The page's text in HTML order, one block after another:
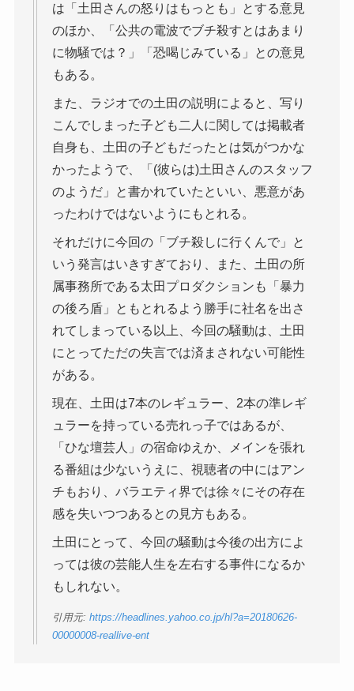
は「土田さんの怒りはもっとも」とする意見
のほか、「公共の電波でブチ殺すとはあまり
に物騒では？」「恐喝じみている」との意見
もある。
また、ラジオでの土田の説明によると、写り
こんでしまった子ども二人に関しては掲載者
自身も、土田の子どもだったとは気がつかな
かったようで、「(彼らは)土田さんのスタッフ
のようだ」と書かれていたといい、悪意があ
ったわけではないようにもとれる。
それだけに今回の「ブチ殺しに行くんで」と
いう発言はいきすぎており、また、土田の所
属事務所である太田プロダクションも「暴力
の後ろ盾」ともとれるよう勝手に社名を出さ
れてしまっている以上、今回の騒動は、土田
にとってただの失言では済まされない可能性
がある。
現在、土田は7本のレギュラー、2本の準レギ
ュラーを持っている売れっ子ではあるが、
「ひな壇芸人」の宿命ゆえか、メインを張れ
る番組は少ないうえに、視聴者の中にはアン
チもおり、バラエティ界では徐々にその存在
感を失いつつあるとの見方もある。
土田にとって、今回の騒動は今後の出方によ
っては彼の芸能人生を左右する事件になるか
もしれない。
引用元: https://headlines.yahoo.co.jp/hl?a=20180626-
00000008-reallive-ent